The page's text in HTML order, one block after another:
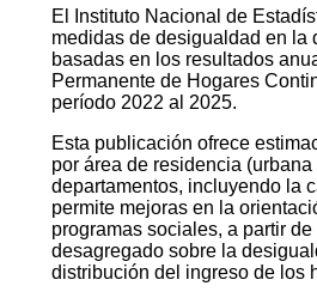
El Instituto Nacional de
medidas de desigualdad en la
basadas en los resultados
Permanente de Hogares
período 2022 al 2025.
Esta publicación ofrece
por área de residencia
departamentos, incluyendo la
permite mejoras en la
programas sociales, a partir
desagregado sobre la
distribución del ingreso de los